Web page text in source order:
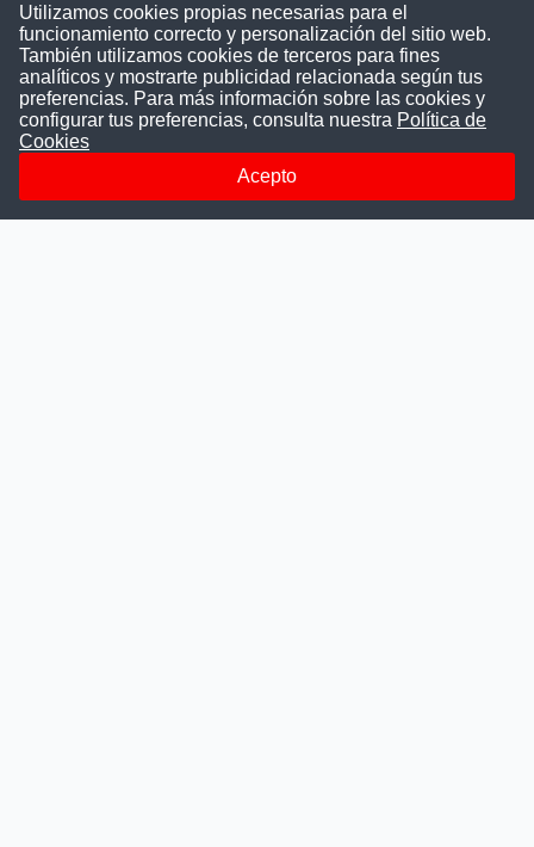
Convocatoriasdetrabajo.com
ConvocatoriasDeTrabajo.com es una plataforma informativa
la difusión y transparencia de los concursos públicos, además
ayudamos a las instituciones a encontrar a los mejores
talentos. A nuestros usuarios le brindamos en un solo lugar
Utilizamos cookies propias necesarias para el
funcionamiento correcto y personalización del sitio web.
También utilizamos cookies de terceros para fines
analíticos y mostrarte publicidad relacionada según tus
preferencias. Para más información sobre las cookies y
configurar tus preferencias, consulta nuestra Política de
Cookies
Acepto